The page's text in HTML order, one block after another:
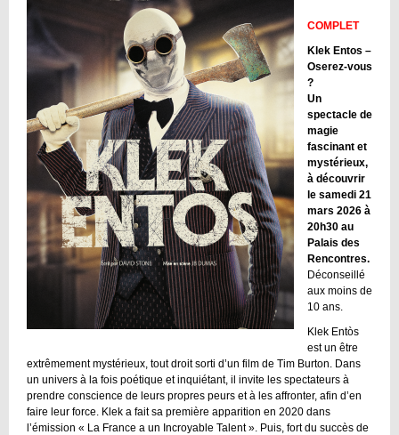
COMPLET
Klek Entos –
Oserez-vous
?
Un
spectacle de
magie
fascinant et
mystérieux,
à découvrir
le samedi 21
mars 2026 à
20h30 au
Palais des
Rencontres.
Déconseillé
aux moins de
10 ans.
Klek Entòs
est un être
extrêmement mystérieux, tout droit sorti d’un film de Tim Burton. Dans
un univers à la fois poétique et inquiétant, il invite les spectateurs à
prendre conscience de leurs propres peurs et à les affronter, afin d’en
faire leur force. Klek a fait sa première apparition en 2020 dans
l’émission « La France a un Incroyable Talent ». Puis, fort du succès de